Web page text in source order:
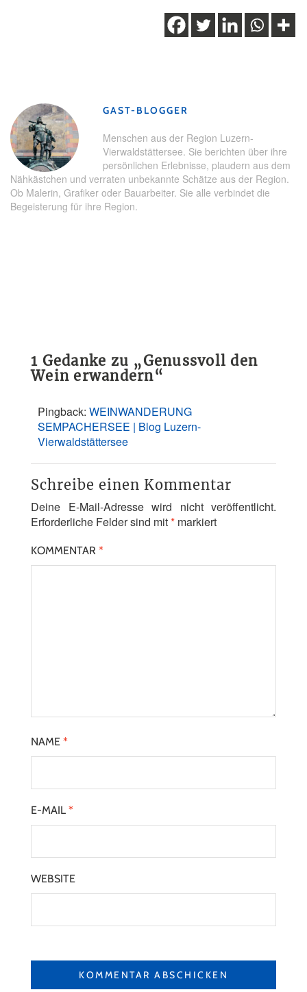
GAST-BLOGGER
Menschen aus der Region Luzern-
Vierwaldstättersee. Sie berichten über ihre
persönlichen Erlebnisse, plaudern aus dem
Nähkästchen und verraten unbekannte Schätze aus der Region.
Ob Malerin, Grafiker oder Bauarbeiter. Sie alle verbindet die
Begeisterung für ihre Region.
1 Gedanke zu „Genussvoll den
Wein erwandern“
Pingback: WEINWANDERUNG
SEMPACHERSEE | Blog Luzern-
Vierwaldstättersee
Schreibe einen Kommentar
Deine E-Mail-Adresse wird nicht veröffentlicht.
Erforderliche Felder sind mit* markiert
KOMMENTAR *
NAME *
E-MAIL *
WEBSITE